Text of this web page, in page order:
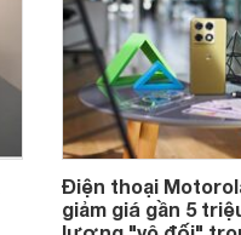
Điện thoại
giảm giá gần 5